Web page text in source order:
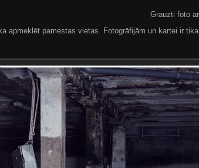
Grauzti foto
apmeklēt pamestas vietas. Fotogrāfijām un kartei ir